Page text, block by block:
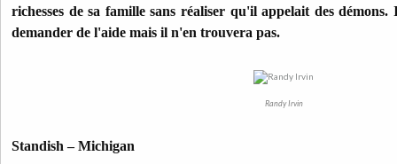
richesses de sa famille sans réaliser qu'il appelait des
demander de l'aide mais il n'en trouvera pas.
Randy Irvin
Standish – Michigan